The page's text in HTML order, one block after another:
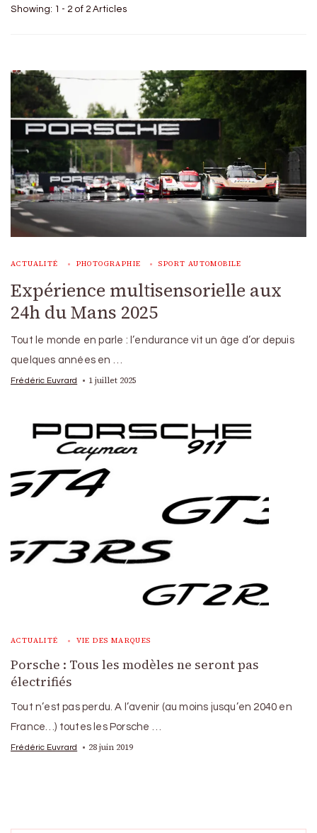
Showing: 1 - 2 of 2 Articles
ACTUALITÉ PHOTOGRAPHIE SPORT AUTOMOBILE
Expérience multisensorielle aux
24h du Mans 2025
Tout le monde en parle : l’endurance vit un âge d’or depuis
quelques années en …
Frédéric Euvrard 1 juillet 2025
ACTUALITÉ VIE DES MARQUES
Porsche : Tous les modèles ne seront pas
électrifiés
Tout n’est pas perdu. A l’avenir (au moins jusqu’en 2040 en
France…) toutes les Porsche …
Frédéric Euvrard 28 juin 2019